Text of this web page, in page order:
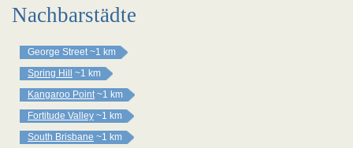
Nachbarstädte
George Street ~1 km
Spring Hill
~1 km
Kangaroo Point ~1 km
Fortitude Valley ~1 km
South Brisbane ~1 km